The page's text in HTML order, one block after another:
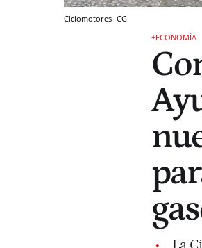
Ciclomotores CG
+ECONOMÍA